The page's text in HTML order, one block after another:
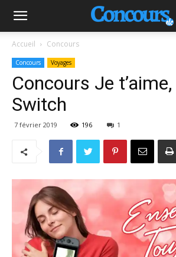
Accueil Concours
Concours Voyages
Concours Je
Switch
7 février 2019 196 1